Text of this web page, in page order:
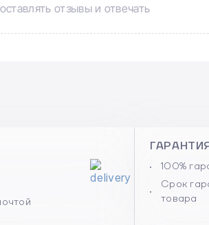
отзывы и отвечать
100%
Срок
товара